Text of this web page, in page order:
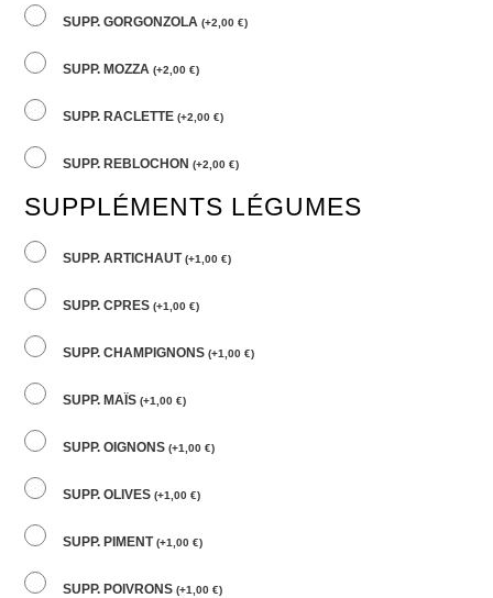
SUPP. GORGONZOLA(+2,00€)
SUPP. MOZZA(+2,00€)
SUPP. RACLETTE(+2,00€)
SUPP. REBLOCHON(+2,00€)
SUPPLÉMENTS LÉGUMES
SUPP. ARTICHAUT(+1,00€)
SUPP. CPRES(+1,00€)
SUPP. CHAMPIGNONS(+1,00€)
SUPP. MAÏS(+1,00€)
SUPP. OIGNONS(+1,00€)
SUPP. OLIVES(+1,00€)
SUPP. PIMENT(+1,00€)
SUPP. POIVRONS(+1,00€)